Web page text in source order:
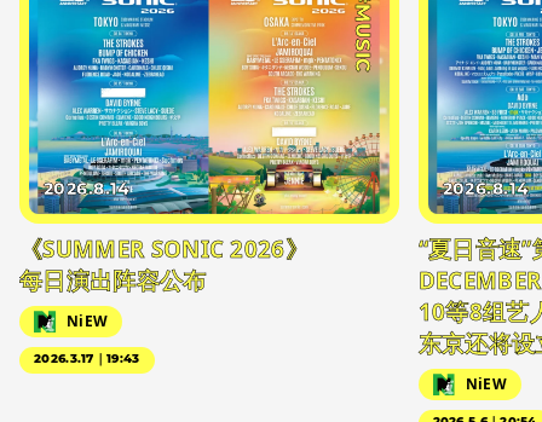
#MUSIC
2026.8.14
《SUMMER SONIC 2026》
每日演出阵容公布
NiEW
2026.3.17｜19:43
2026.8.14
“夏日音速
DECEMBER
10等8组艺
东京还将
NiEW